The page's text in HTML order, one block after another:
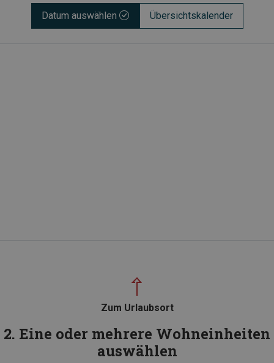
Datum auswählen Übersichtskalender
Zum Urlaubsort
2. Eine oder mehrere Wohneinheiten
auswählen